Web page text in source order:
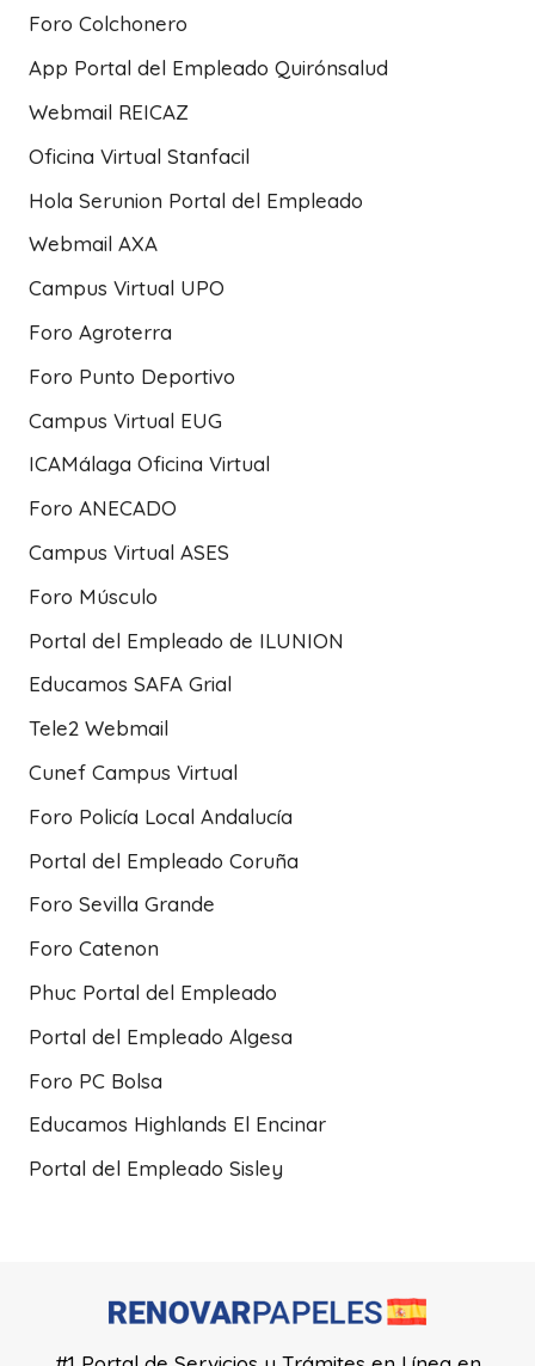
Foro Colchonero
App Portal del Empleado Quirónsalud
Webmail REICAZ
Oficina Virtual Stanfacil
Hola Serunion Portal del Empleado
Webmail AXA
Campus Virtual UPO
Foro Agroterra
Foro Punto Deportivo
Campus Virtual EUG
ICAMálaga Oficina Virtual
Foro ANECADO
Campus Virtual ASES
Foro Músculo
Portal del Empleado de ILUNION
Educamos SAFA Grial
Tele2 Webmail
Cunef Campus Virtual
Foro Policía Local Andalucía
Portal del Empleado Coruña
Foro Sevilla Grande
Foro Catenon
Phuc Portal del Empleado
Portal del Empleado Algesa
Foro PC Bolsa
Educamos Highlands El Encinar
Portal del Empleado Sisley